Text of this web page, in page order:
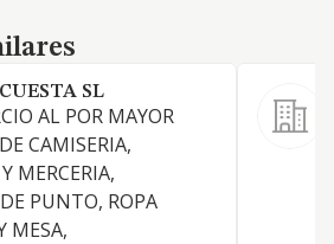
SL
AL POR MAYOR
CAMISERIA,
MERCERIA,
PUNTO, ROPA
MESA,